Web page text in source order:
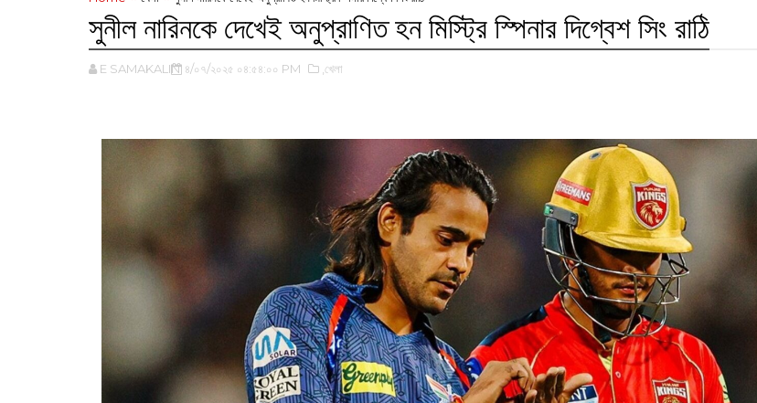
সুনীল নারিনকে দেখেই অনুপ্রাণিত হন মিস্ট্রি স্পিনার দিগ্বেশ সিং রাঠি
E SAMAKALIN ৪/০৭/২০২৫ ০৪:৫৪:০০ PM ,খেলা